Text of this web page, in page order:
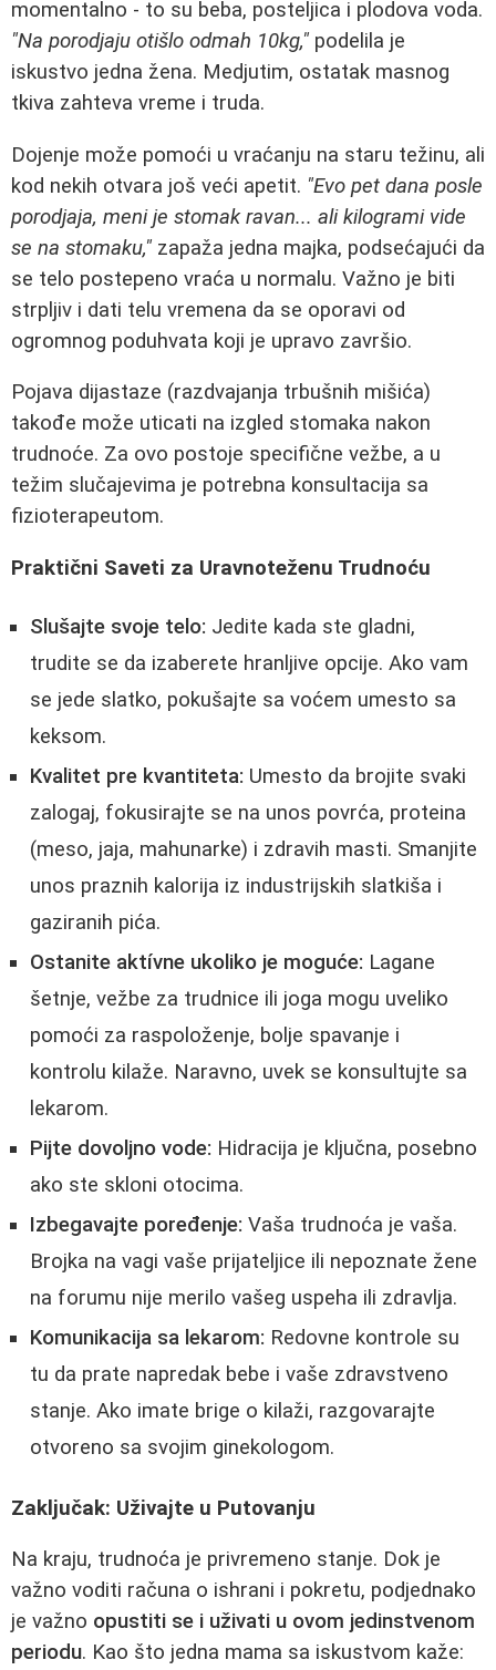
momentalno - to su beba, posteljica i plodova voda.
"Na porodjaju otišlo odmah 10kg," podelila je
iskustvo jedna žena. Medjutim, ostatak masnog
tkiva zahteva vreme i truda.
Dojenje može pomoći u vraćanju na staru težinu, ali
kod nekih otvara još veći apetit. "Evo pet dana posle
porodjaja, meni je stomak ravan... ali kilogrami vide
se na stomaku," zapaža jedna majka, podsećajući da
se telo postepeno vraća u normalu. Važno je biti
strpljiv i dati telu vremena da se oporavi od
ogromnog poduhvata koji je upravo završio.
Pojava dijastaze (razdvajanja trbušnih mišića)
takođe može uticati na izgled stomaka nakon
trudnoće. Za ovo postoje specifične vežbe, a u
težim slučajevima je potrebna konsultacija sa
fizioterapeutom.
Praktični Saveti za Uravnoteženu Trudnoću
Slušajte svoje telo: Jedite kada ste gladni,
trudite se da izaberete hranljive opcije. Ako vam
se jede slatko, pokušajte sa voćem umesto sa
keksom.
Kvalitet pre kvantiteta: Umesto da brojite svaki
zalogaj, fokusirajte se na unos povrća, proteina
(meso, jaja, mahunarke) i zdravih masti. Smanjite
unos praznih kalorija iz industrijskih slatkiša i
gaziranih pića.
Ostanite aktívne ukoliko je moguće: Lagane
šetnje, vežbe za trudnice ili joga mogu uveliko
pomoći za raspoloženje, bolje spavanje i
kontrolu kilaže. Naravno, uvek se konsultujte sa
lekarom.
Pijte dovoljno vode: Hidracija je ključna, posebno
ako ste skloni otocima.
Izbegavajte poređenje: Vaša trudnoća je vaša.
Brojka na vagi vaše prijateljice ili nepoznate žene
na forumu nije merilo vašeg uspeha ili zdravlja.
Komunikacija sa lekarom: Redovne kontrole su
tu da prate napredak bebe i vaše zdravstveno
stanje. Ako imate brige o kilaži, razgovarajte
otvoreno sa svojim ginekologom.
Zaključak: Uživajte u Putovanju
Na kraju, trudnoća je privremeno stanje. Dok je
važno voditi računa o ishrani i pokretu, podjednako
je važno opustiti se i uživati u ovom jedinstvenom
periodu. Kao što jedna mama sa iskustvom kaže: